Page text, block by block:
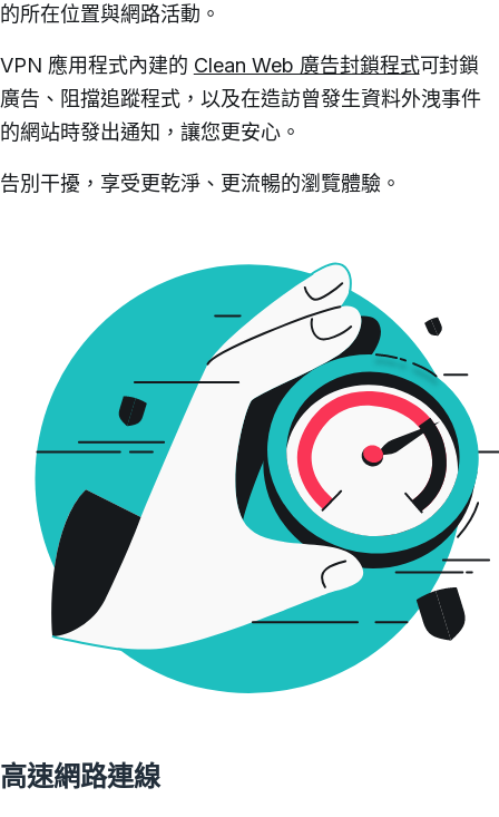
的所在位置與網路活動。
VPN 應用程式內建的 Clean Web 廣告封鎖程式可封鎖
廣告、阻擋追蹤程式，以及在造訪曾發生資料外洩事件
的網站時發出通知，讓您更安心。
告別干擾，享受更乾淨、更流暢的瀏覽體驗。
高速網路連線